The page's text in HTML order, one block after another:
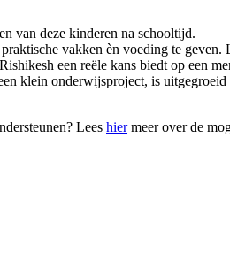
van deze kinderen na schooltijd.
vakken èn voeding te
een reële kans biedt op een
klein onderwijsproject, is
Lees hiermeer over de